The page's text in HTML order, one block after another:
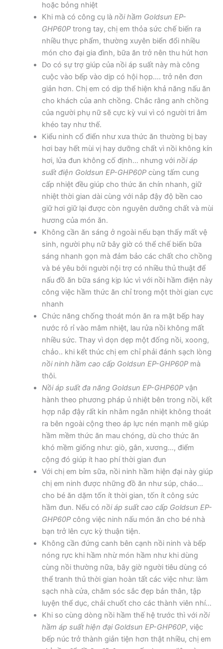
hoặc bỏng nhiệt
Khi mà có công cụ là nồi hầm Goldsun EP-
GHP60Ptrong tay, chị em thỏa sức chế biến ra
nhiều thực phẩm, thường xuyên biển đổi nhiều
món cho đại gia đình, bữa ăn trở nên thu hút hơn
Do có sự trợ giúp của nồi áp suất này mà công
cuộc vào bếp vào dịp có hội họp…. trở nên đơn
giản hơn. Chị em có dịp thể hiện khả năng nấu ăn
cho khách của anh chồng. Chắc rằng anh chồng
của người phụ nữ sẽ cực kỳ vui vì có người tri âm
khéo tay như thế.
Kiểu ninh cổ điển như xưa thức ăn thường bị bay
hơi bay hết mùi vị hay dưỡng chất vì nồi không kín
hơi, lửa đun không cố định… nhưng với nồi áp
suất điện Goldsun EP-GHP60Pcùng tấm cung
cấp nhiệt đều giúp cho thức ăn chín nhanh, giữ
nhiệt thời gian dài cùng với nắp đậy độ bền cao
giữ hơi giữ lại được còn nguyên dưỡng chất và mùi
hương của món ăn.
Không cần ăn sáng ở ngoài nếu bạn thấy mất vệ
sinh, người phụ nữ bây giờ có thể chế biến bữa
sáng nhanh gọn mà đảm bảo các chất cho chồng
và bé yêu bởi người nội trợ có nhiều thủ thuật để
nấu đồ ăn bữa sáng kịp lúc vì với nồi hầm điện này
công việc hầm thức ăn chỉ trong một thời gian cực
nhanh
Chức năng chống thoát món ăn ra mặt bếp hay
nước rỏ rỉ vào mâm nhiệt, lau rửa nồi không mất
nhiều sức. Thay vì dọn dẹp một đống nồi, xoong,
chảo.. khi kết thúc chị em chỉ phải đánh sạch lòng
nồi ninh hầm cao cấp Goldsun EP-GHP60Pmà
thôi.
Nồi áp suất đa năng Goldsun EP-GHP60Pvận
hành theo phương pháp ủ nhiệt bên trong nồi, kết
hợp nắp đậy rất kín nhằm ngăn nhiệt không thoát
ra bên ngoài cộng theo áp lực nén mạnh mẽ giúp
hầm mềm thức ăn mau chóng, dù cho thức ăn
khó mềm giống như: giò, gân, xương…, điểm
cộng đó giúp ít hao phí thời gian đun
Với chị em bỉm sữa, nồi ninh hầm hiện đại này giúp
chị em ninh được những đồ ăn như súp, cháo…
cho bé ăn dặm tốn ít thời gian, tốn ít công sức
hầm đun. Nếu có nồi áp suất cao cấp Goldsun EP-
GHP60Pcông việc ninh nấu món ăn cho bé nhà
bạn trở lên cực kỳ thuận tiện.
Không cần đứng canh bên cạnh nồi ninh và bếp
nóng rực khi hầm nhừ món hầm như khi dùng
cùng nồi thường nữa, bây giờ người tiêu dùng có
thể tranh thủ thời gian hoàn tất các việc như: làm
sạch nhà cửa, chăm sóc sắc đẹp bản thân, tập
luyện thể dục, chải chuốt cho các thành viên nhí…
Khi so cùng dòng nồi hầm thế hệ trước thì với nồi
hầm áp suất hiện đại Goldsun EP-GHP60P, việc
bếp núc trở thành giản tiện hơn thật nhiều, chị em